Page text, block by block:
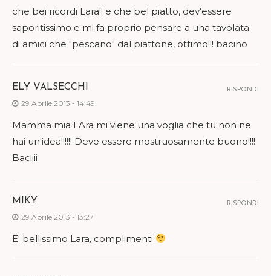
che bei ricordi Lara!! e che bel piatto, dev'essere
saporitissimo e mi fa proprio pensare a una tavolata
di amici che "pescano" dal piattone, ottimo!!! bacino
ELY VALSECCHI
29 Aprile 2013 - 14:49
Mamma mia LAra mi viene una voglia che tu non ne
hai un'idea!!!!!! Deve essere mostruosamente buono!!!!
Baciiii
RISPONDI
MIKY
29 Aprile 2013 - 13:27
E' bellissimo Lara, complimenti
RISPONDI